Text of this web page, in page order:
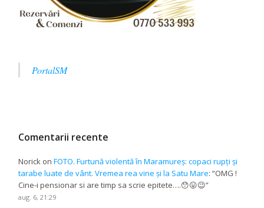
PortalSM
Comentarii recente
Norick onFOTO. Furtună violentă în Maramureș: copaci rupți și
tarabe luate de vânt. Vremea rea vine și la Satu Mare: “OMG !
Cine-i pensionar si are timp sa scrie epitete….😯😛😉”
aug. 6, 21:29